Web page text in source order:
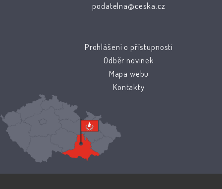
podatelna@ceska.cz
Prohlášení o přístupnosti
Odběr novinek
Mapa webu
Kontakty